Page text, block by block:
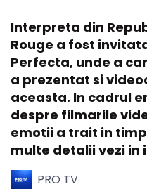
Interpreta din
Rouge a fost
Perfecta, unde a
a prezentat si
aceasta. In cadrul
despre filmarile
emotii a trait in
multe detalii vezi in
PRO TV